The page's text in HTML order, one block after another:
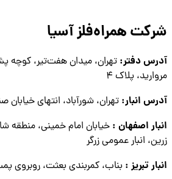
شرکت همراه‌فلز آسیا
آدرس دفتر: تهران، میدان هفت‌تیر،
مروارید، پلاک ۴
آدرس انبار: تهران، شورآباد، انتهای خیابان صنعت ۱۰ (۵
انبار اصفهان : خیابان امام خمینی، منطقه
زرین، انبار عمومی زرگر
انبار تبریز : بناب، کمربندی بعثت، روبروی